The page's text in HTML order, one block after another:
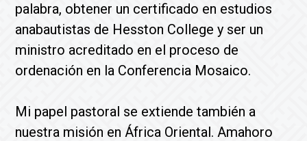
palabra, obtener un certificado en estudios
anabautistas de Hesston College y ser un
ministro acreditado en el proceso de
ordenación en la Conferencia Mosaico.
Mi papel pastoral se extiende también a
nuestra misión en África Oriental. Amahoro